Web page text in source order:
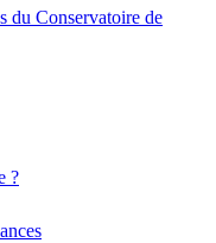
du Conservatoire de
?